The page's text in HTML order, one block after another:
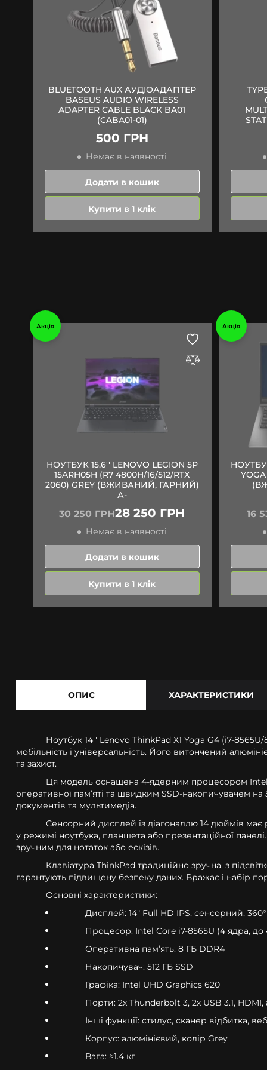
BLUETOOTH AUX АУДІОАДАПТЕР
BASEUS AUDIO WIRELESS
ADAPTER CABLE BLACK BA01
(CABA01-01)
500 ГРН
Немає в наявності
Додати в кошик
Купити в 1 клік
Акція
НОУТБУК 15.6'' LENOVO LEGION 5P
15ARH05H (R7 4800H/16/512/RTX
2060) GREY (ВЖИВАНИЙ, ГАРНИЙ)
А-
30 250 ГРН28 250 ГРН
Немає в наявності
Додати в кошик
Купити в 1 клік
Акція
16
ОПИС ХАРАКТЕРИСТИКИ
Ноутбук 14'' Lenovo ThinkPad X1 Yoga G4 (i7-
мобільність і універсальність. Його витончений
та захист.
Ця модель оснащена 4-ядерним процесором Intel
оперативної памʼяті та швидким SSD-накопичувачем
документів та мультимедіа.
Сенсорний дисплей із діагоналлю 14 дюймів має
у режимі ноутбука, планшета або презентаційної
зручним для нотаток або ескізів.
Клавіатура ThinkPad традиційно зручна, з
гарантують підвищену безпеку даних. Вражає і набір
Основні характеристики:
Дисплей: 14" Full HD IPS, сенсорний, 360°
Процесор: Intel Core i7-8565U (4 ядра, до
Оперативна памʼять: 8 ГБ DDR4
Накопичувач: 512 ГБ SSD
Графіка: Intel UHD Graphics 620
Порти: 2x Thunderbolt 3, 2x USB 3.1, HDMI,
Інші функції: стилус, сканер відбитка,
Корпус: алюмінієвий, колір Grey
Вага: ≈1.4 кг